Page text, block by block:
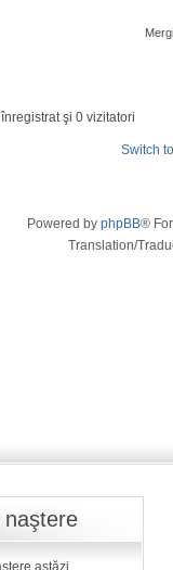
şi 0 vizitatori
Switch
Powered by phpBB®
Translation/
naştere
astăzi